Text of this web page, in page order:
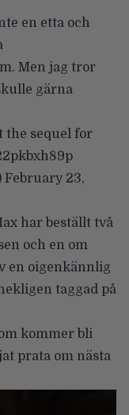
en etta och
Men jag tror
gärna
the sequel for
February 23,
har beställt två
och en om
en oigenkännlig
taggad på
kommer bli
prata om nästa